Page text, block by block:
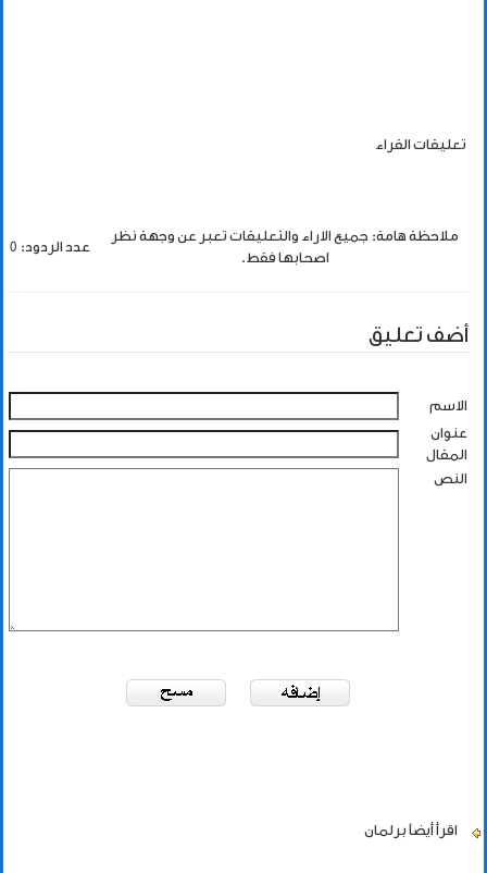
تعليقات القراء
ملاحظة هامة: جميع الاراء والتعليقات تعبر عن وجهة نظر
اصحابها فقط.
عدد الردود: 0
أضف تعليق
الاسم
عنوان
المقال
النص
اقرأ أيضاً برلمان